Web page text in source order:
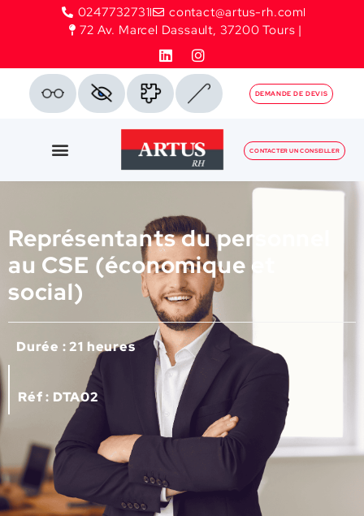
0247732731
contact@artus-rh.com
72 Av. Marcel Dassault, 37200 Tours |
DEMANDE DE DEVIS
CONTACTER UN CONSEILLER
Représentants du personnel
au CSE (économique et
social)
Durée : 21 heures
Réf : DTA02